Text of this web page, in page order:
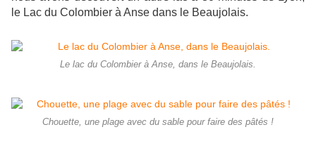
le Lac du Colombier à Anse dans le Beaujolais.
Le lac du Colombier à Anse, dans le Beaujolais.
Chouette, une plage avec du sable pour faire des pâtés !